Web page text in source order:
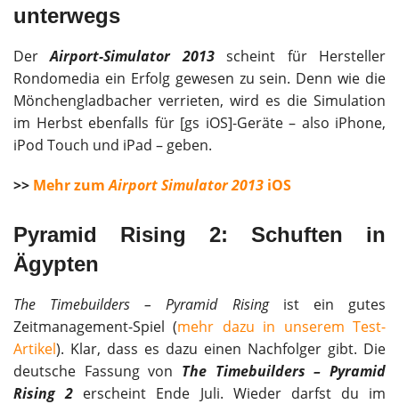
unterwegs
DerAirport-Simulator 2013scheint für Hersteller
Rondomedia ein Erfolg gewesen zu sein. Denn wie die
Mönchengladbacher verrieten, wird es die Simulation
im Herbst ebenfalls für [gs iOS]-Geräte – also iPhone,
iPod Touch und iPad – geben.
>> Mehr zumAirport Simulator 2013 iOS
Pyramid Rising 2: Schuften in
Ägypten
The Timebuilders – Pyramid Risingist ein gutes
Zeitmanagement-Spiel (mehr dazu in unserem Test-
Artikel). Klar, dass es dazu einen Nachfolger gibt. Die
deutsche Fassung von The Timebuilders – Pyramid
Rising 2 erscheint Ende Juli. Wieder darfst du im